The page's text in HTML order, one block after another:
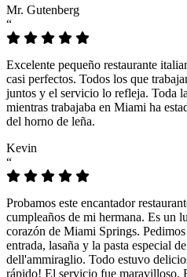
Mr. Gutenberg
“
Excelente pequeño restaurante
casi perfectos. Todos los que
juntos y el servicio lo refleja. Toda
mientras trabajaba en Miami ha
del horno de leña.
Kevin
“
Probamos este encantador
cumpleaños de mi hermana. Es un
corazón de Miami Springs.
entrada, lasaña y la pasta especial
dell'ammiraglio. Todo estuvo
rápido! El servicio fue maravilloso.